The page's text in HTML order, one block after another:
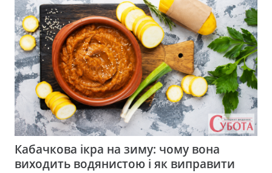
Кабачкова ікра на зиму: чому вона
виходить водянистою і як виправити